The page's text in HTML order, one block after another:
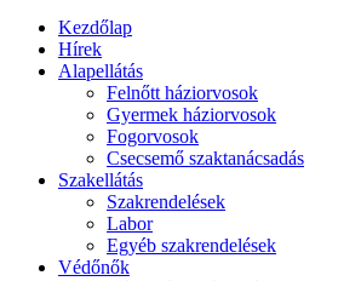
Kezdőlap
Hírek
Alapellátás
Felnőtt háziorvosok
Gyermek háziorvosok
Fogorvosok
Csecsemő szaktanácsadás
Szakellátás
Szakrendelések
Labor
Egyéb szakrendelések
Védőnők